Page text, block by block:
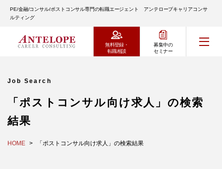
PE/金融/コンサル/ポストコンサル専門の転職エージェント アンテロープキャリアコンサ
ルティング
無料登録・
転職相談
募集中の
セミナー
Job Search
「ポストコンサル向け求人」の検索
結果
HOME 「ポストコンサル向け求人」の検索結果